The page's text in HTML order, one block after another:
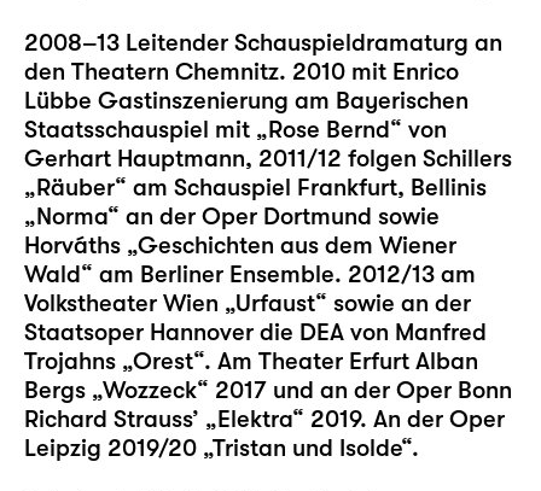
2008–13 Leitender Schauspieldramaturg an
den Theatern Chemnitz. 2010 mit Enrico
Lübbe Gastinszenierung am Bayerischen
Staatsschauspiel mit „Rose Bernd“ von
Gerhart Hauptmann, 2011/12 folgen Schillers
„Räuber“ am Schauspiel Frankfurt, Bellinis
„Norma“ an der Oper Dortmund sowie
Horváths „Geschichten aus dem Wiener
Wald“ am Berliner Ensemble. 2012/13 am
Volkstheater Wien „Urfaust“ sowie an der
Staatsoper Hannover die DEA von Manfred
Trojahns „Orest“. Am Theater Erfurt Alban
Bergs „Wozzeck“ 2017 und an der Oper Bonn
Richard Strauss’ „Elektra“ 2019. An der Oper
Leipzig 2019/20 „Tristan und Isolde“.